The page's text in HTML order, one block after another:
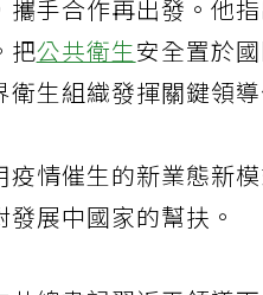
攜手合作再出發。他
把公共衛生安全置於
生組織發揮關鍵領導
疫情催生的新業態新
展中國家的幫扶。